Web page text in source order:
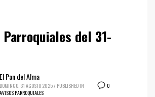
Parroquiales del 31-
0
El Pan del Alma
DOMINGO, 31 AGOSTO 2025/ PUBLISHED IN
AVISOS PARROQUIALES